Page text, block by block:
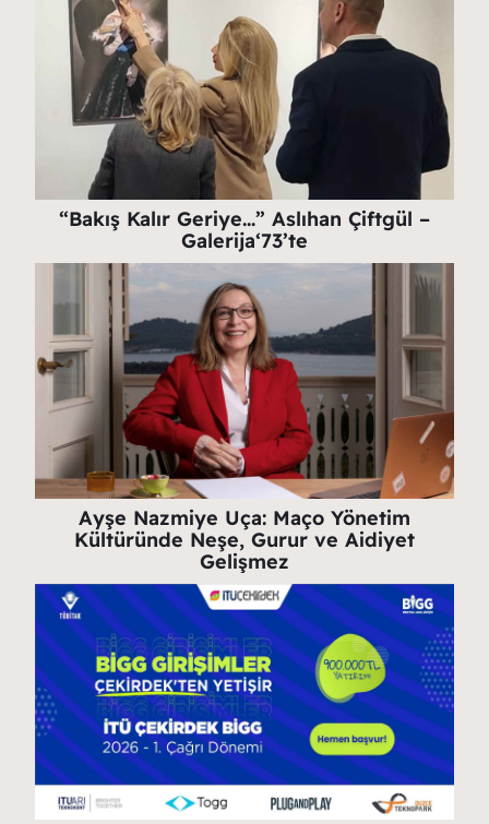
“Bakış Kalır Geriye…” Aslıhan Çiftgül –
Galerija‘73’te
Ayşe Nazmiye Uça: Maço Yönetim
Kültüründe Neşe, Gurur ve Aidiyet
Gelişmez